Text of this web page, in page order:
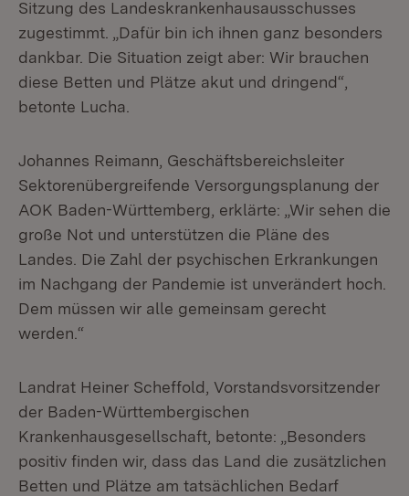
Sitzung des Landeskrankenhausausschusses
zugestimmt. „Dafür bin ich ihnen ganz besonders
dankbar. Die Situation zeigt aber: Wir brauchen
diese Betten und Plätze akut und dringend“,
betonte Lucha.
Johannes Reimann, Geschäftsbereichsleiter
Sektorenübergreifende Versorgungsplanung der
AOK Baden-Württemberg, erklärte: „Wir sehen die
große Not und unterstützen die Pläne des
Landes. Die Zahl der psychischen Erkrankungen
im Nachgang der Pandemie ist unverändert hoch.
Dem müssen wir alle gemeinsam gerecht
werden.“
Landrat Heiner Scheffold, Vorstandsvorsitzender
der Baden-Württembergischen
Krankenhausgesellschaft, betonte: „Besonders
positiv finden wir, dass das Land die zusätzlichen
Betten und Plätze am tatsächlichen Bedarf